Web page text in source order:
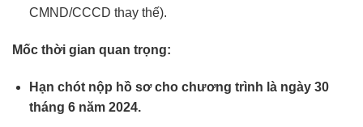
CMND/CCCD thay thế).
Mốc thời gian quan trọng:
Hạn chót nộp hồ sơ cho chương trình là ngày 30
tháng 6 năm 2024.